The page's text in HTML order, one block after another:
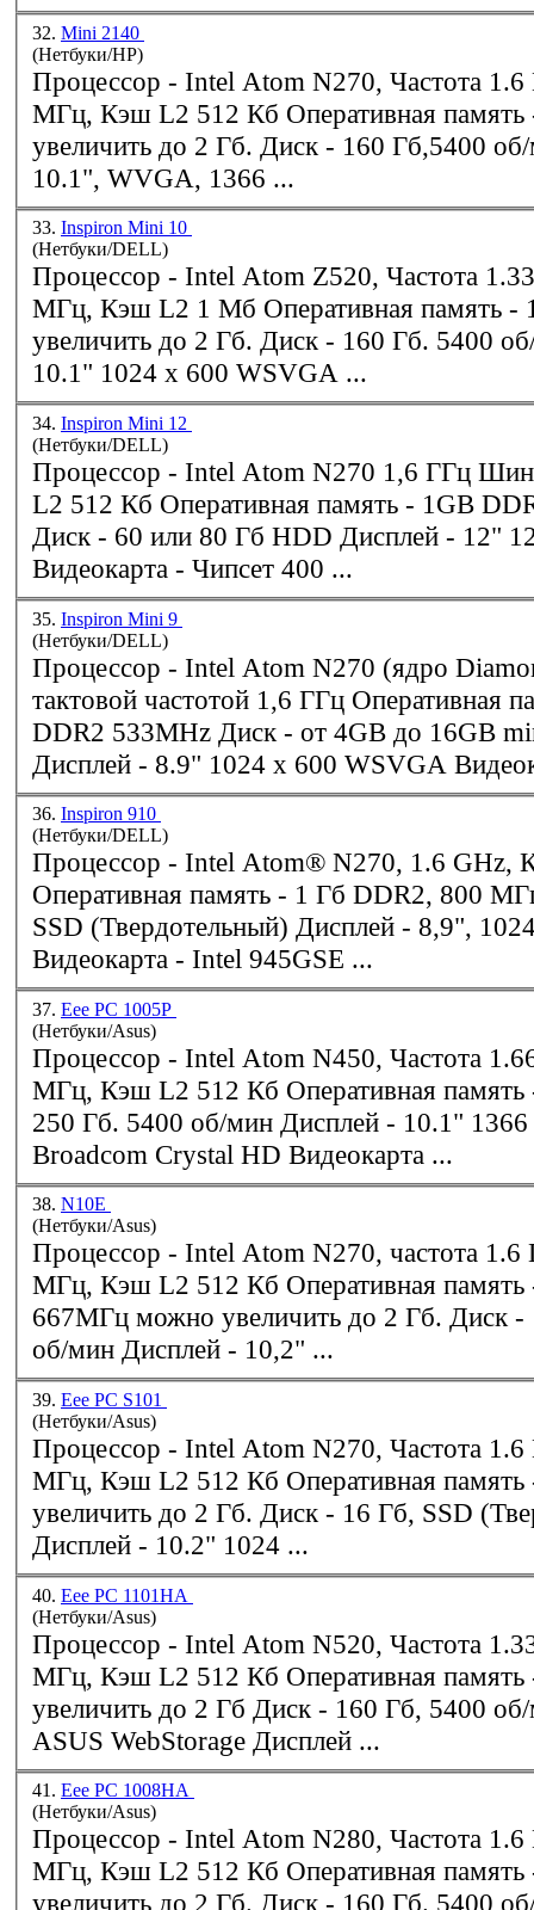
32. Mini 2140
(Нетбуки/HP)
Процессор - Intel Atom N270, Частота 1.6 ГГц, Шина 533
МГц, Кэш L2 512 Кб Оперативная память - 1 Гб, можно
увеличить до 2 Гб. Диск - 160 Гб,5400 об/мин Дисплей -
10.1", WVGA, 1366 ...
33. Inspiron Mini 10
(Нетбуки/DELL)
Процессор - Intel Atom Z520, Частота 1.33 ГГц, Шина 533
МГц, Кэш L2 1 Мб Оперативная память - 1 Гб, можно
увеличить до 2 Гб. Диск - 160 Гб. 5400 об/мин Дисплей -
10.1" 1024 x 600 WSVGA ...
34. Inspiron Mini 12
(Нетбуки/DELL)
Процессор - Intel Atom N270 1,6 ГГц
L2 512 Кб Оперативная память - 1GB DDR2 533MHz
Диск - 60 или 80 Гб HDD Дисплей - 12" 1280x800 WXGA
Видеокарта - Чипсет 400 ...
35. Inspiron Mini 9
(Нетбуки/DELL)
Процессор - Intel Atom N270 (ядро
тактовой частотой 1,6 ГГц Оперативная память - 1GB
DDR2 533MHz Диск - от 4GB до 16GB miniPCI SSD
Дисплей - 8.9" 1024 x
36. Inspiron 910
(Нетбуки/DELL)
Процессор - Intel Atom® N270, 1.6 GHz,
Оперативная память - 1 Гб DDR2, 800 МГц Диск - 8 Гб,
SSD (Твердотельный) Дисплей - 8,9", 1024x600, WXGA
Видеокарта - Intel 945GSE ...
37. Eee PC 1005P
(Нетбуки/Asus)
Процессор - Intel Atom N450, Частота 1.66 ГГц, Шина 667
МГц, Кэш L2 512 Кб Оперативная память - 1 Гб Диск -
250 Гб. 5400 об/мин Дисплей - 10.1" 1366 x 768,
Broadcom Crystal HD Видеокарта ...
38. N10E
(Нетбуки/Asus)
Процессор - Intel Atom N270, частота
МГц, Кэш L2 512 Кб Оперативная память - 1 Гб, DDR2,
667МГц можно увеличить до 2 Гб. Диск - 160 Гб, 5400
об/мин Дисплей - 10,2" ...
39. Eee PC S101
(Нетбуки/Asus)
Процессор - Intel Atom N270, Частота 1.6 ГГц, Шина 533
МГц, Кэш L2 512 Кб Оперативная память - 1 Гб, можно
увеличить до 2 Гб. Диск - 16 Гб, SSD (Твердотельный)
Дисплей - 10.2" 1024 ...
40. Eee PC 1101HA
(Нетбуки/Asus)
Процессор - Intel Atom N520, Частота 1.33 ГГц, Шина 533
МГц, Кэш L2 512 Кб Оперативная память - 1 Гб, можно
увеличить до 2 Гб Диск - 160 Гб, 5400 об/мин; 10 Гб
ASUS WebStorage Дисплей ...
41. Eee PC 1008HA
(Нетбуки/Asus)
Процессор - Intel Atom N280, Частота 1.6 ГГц, Шина 533
МГц, Кэш L2 512 Кб Оперативная память - 1 Гб, можно
увеличить до 2 Гб. Диск - 160 Гб. 5400 об/мин Дисплей -